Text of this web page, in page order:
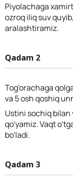
Piyolachaga
ozroq iliq suv
aralashtiramiz.
Qadam 2
Tog'orachaga
va 5 osh qoshiq
Ustini sochiq bilan
qo'yamiz. Vaqt
bo'ladi.
Qadam 3